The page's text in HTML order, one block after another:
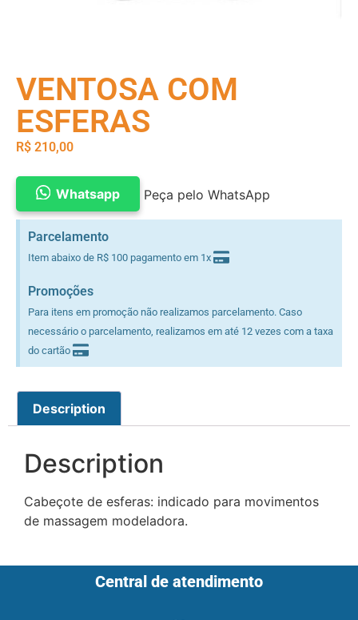
VENTOSA COM
ESFERAS
R$ 210,00
Whatsapp Peça pelo WhatsApp
Parcelamento
Item abaixo de R$ 100 pagamento em 1x
Promoções
Para itens em promoção não realizamos parcelamento. Caso
necessário o parcelamento, realizamos em até 12 vezes com a taxa
do cartão
Description
Description
Cabeçote de esferas: indicado para movimentos
de massagem modeladora.
Central de atendimento